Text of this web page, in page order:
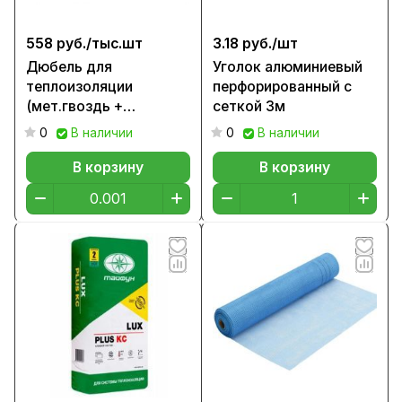
558 руб./тыс.шт
Дюбель для
теплоизоляции
(мет.гвоздь +
заглушка), 180мм
0 В наличии
В корзину
3.18 руб./шт
Уголок алюминиевый
перфорированный с
сеткой 3м
0 В наличии
В корзину